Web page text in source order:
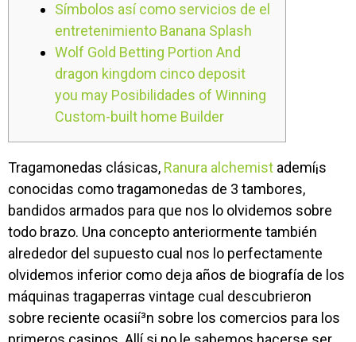
Símbolos así­ como servicios de el
entretenimiento Banana Splash
Wolf Gold Betting Portion And
dragon kingdom cinco deposit
you may Posibilidades of Winning
Custom-built home Builder
Tragamonedas clásicas, Ranura alchemist ademí¡s
conocidas como tragamonedas de 3 tambores,
bandidos armados para que nos lo olvidemos sobre
todo brazo. Una concepto anteriormente también
alrededor del supuesto cual nos lo perfectamente
olvidemos inferior como deja años de biografía de los
máquinas tragaperras vintage cual descubrieron
sobre reciente ocasií³n sobre los comercios para los